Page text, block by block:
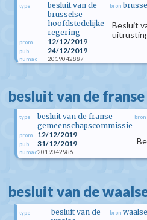
type
besluit van de
brusselse
hoofdstedelijke
regering
prom. 12/12/2019
pub. 24/12/2019
numac 2019042887
bron
Besluit
besluit van de
type
besluit van de franse
gemeenschapscommissie
prom. 12/12/2019
pub. 31/12/2019
numac2019042986
bron
besluit van de
type
besluit van de
bron